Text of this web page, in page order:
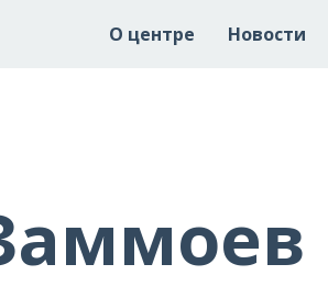
О центре Новости